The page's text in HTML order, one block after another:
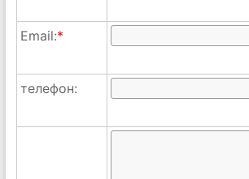
Email:*
телефон: